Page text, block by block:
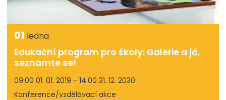
01 ledna
Edukační program pro školy: Galerie a já,
seznamte se!
09:00 01. 01. 2019 - 14:00 31. 12. 2030
Konference/vzdělávací akce